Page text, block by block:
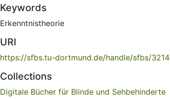
Keywords
Erkenntnistheorie
URI
https://sfbs.tu-dortmund.de/handle/sfbs/3214
Collections
Digitale Bücher für Blinde und Sehbehinderte